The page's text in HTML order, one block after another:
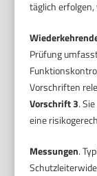
täglich
Prüfung
Vorschriften
Vorschrift 3.
eine
Messungen.